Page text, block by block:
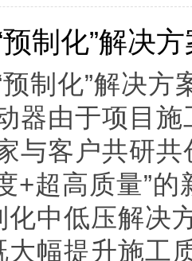
预制化”解决
预制化”解决
器由于项目
与客户共研
+超高质量”
化中低压解决
大幅提升施工